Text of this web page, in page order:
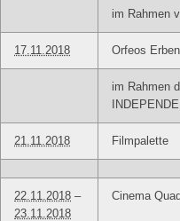
im Rahmen
17.11.2018 Orfeos Erben
im Rahmen
21.11.2018 Filmpalette
22.11.2018 –
23.11.2018
Cinema